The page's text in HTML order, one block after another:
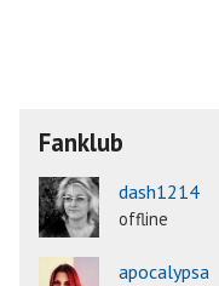
Fanklub
dash1214
offline
apocalypsa